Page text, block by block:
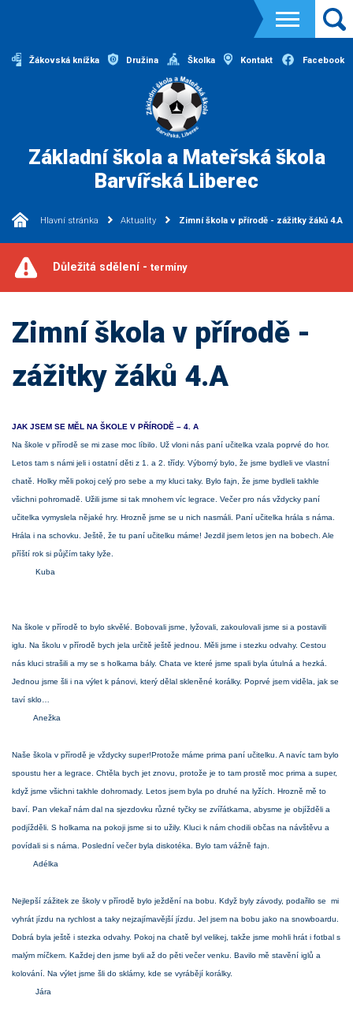
Žákovská knížka Družina Školka Kontakt Facebook
Základní škola a Mateřská škola
Barvířská Liberec
Hlavní stránka Aktuality Zimní škola v přírodě - zážitky žáků 4.A
Důležitá sdělení - termíny
Zimní škola v přírodě -
zážitky žáků 4.A
JAK JSEM SE MĚL NA ŠKOLE V PŘÍRODĚ – 4. A
Na škole v přírodě se mi zase moc líbilo. Už vloni nás paní učitelka vzala poprvé do hor.
Letos tam s námi jeli i ostatní děti z 1. a 2. třídy. Výborný bylo, že jsme bydleli ve vlastní
chatě. Holky měli pokoj celý pro sebe a my kluci taky. Bylo fajn, že jsme bydleli takhle
všichni pohromadě. Užili jsme si tak mnohem víc legrace. Večer pro nás vždycky paní
učitelka vymyslela nějaké hry. Hrozně jsme se u nich nasmáli. Paní učitelka hrála s náma.
Hrála i na schovku. Ještě, že tu paní učitelku máme! Jezdil jsem letos jen na bobech. Ale
příští rok si půjčím taky lyže.
Kuba
Na škole v přírodě to bylo skvělé. Bobovali jsme, lyžovali, zakoulovali jsme si a postavili
iglu. Na školu v přírodě bych jela určitě ještě jednou. Měli jsme i stezku odvahy. Cestou
nás kluci strašili a my se s holkama bály. Chata ve které jsme spali byla útulná a hezká.
Jednou jsme šli i na výlet k pánovi, který dělal skleněné korálky. Poprvé jsem viděla, jak se
taví sklo…
Anežka
Naše škola v přírodě je vždycky super!Protože máme prima paní učitelku. A navíc tam bylo
spoustu her a legrace. Chtěla bych jet znovu, protože je to tam prostě moc prima a super,
když jsme všichni takhle dohromady. Letos jsem byla po druhé na lyžích. Hrozně mě to
baví. Pan vlekař nám dal na sjezdovku různé tyčky se zvířátkama, abysme je objížděli a
podjížděli. S holkama na pokoji jsme si to užily. Kluci k nám chodili občas na návštěvu a
povídali si s náma. Poslední večer byla diskotéka. Bylo tam vážně fajn.
Adélka
Nejlepší zážitek ze školy v přírodě bylo ježdění na bobu. Když byly závody, podařilo se mi
vyhrát jízdu na rychlost a taky nejzajímavější jízdu. Jel jsem na bobu jako na snowboardu.
Dobrá byla ještě i stezka odvahy. Pokoj na chatě byl velikej, takže jsme mohli hrát i fotbal s
malým míčkem. Každej den jsme byli až do pěti večer venku. Bavilo mě stavění iglů a
kolování. Na výlet jsme šli do sklárny, kde se vyrábějí korálky.
Jára